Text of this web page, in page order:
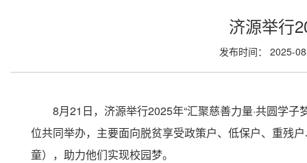
济源举行
发布时间： 2025-
8月21日，济源举行2025年“汇聚慈善力量·共圆学
位共同举办，主要面向脱贫享受政策户、低保户、重残
童），助力他们实现校园梦。